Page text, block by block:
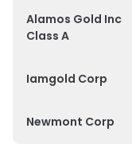
Alamos Gold Inc
Class A
Iamgold Corp
Newmont Corp